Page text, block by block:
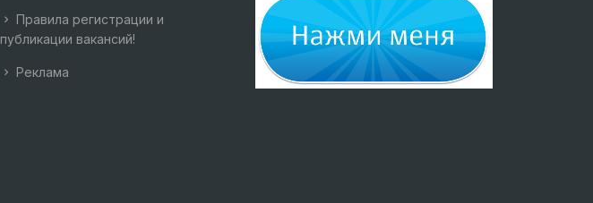
Правила регистрации и
публикации вакансий!
Реклама